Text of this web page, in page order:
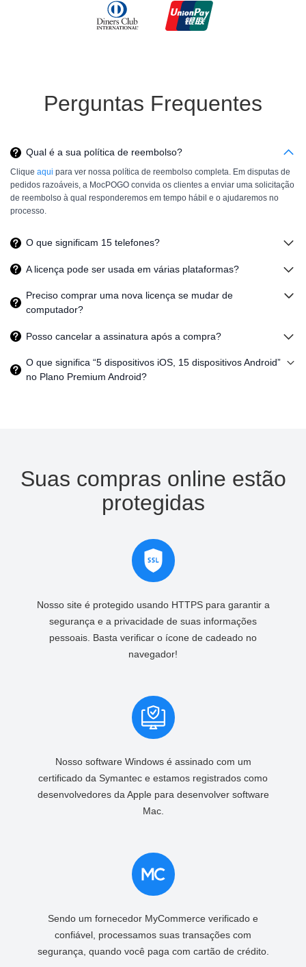
Perguntas Frequentes
Qual é a sua política de reembolso?
Clique aqui para ver nossa política de reembolso completa. Em disputas de
pedidos razoáveis, a MocPOGO convida os clientes a enviar uma solicitação
de reembolso à qual responderemos em tempo hábil e o ajudaremos no
processo.
O que significam 15 telefones?
A licença pode ser usada em várias plataformas?
Preciso comprar uma nova licença se mudar de
computador?
Posso cancelar a assinatura após a compra?
O que significa “5 dispositivos iOS, 15 dispositivos Android”
no Plano Premium Android?
Suas compras online estão
protegidas
Nosso site é protegido usando HTTPS para garantir a
segurança e a privacidade de suas informações
pessoais. Basta verificar o ícone de cadeado no
navegador!
Nosso software Windows é assinado com um
certificado da Symantec e estamos registrados como
desenvolvedores da Apple para desenvolver software
Mac.
Sendo um fornecedor MyCommerce verificado e
confiável, processamos suas transações com
segurança, quando você paga com cartão de crédito.